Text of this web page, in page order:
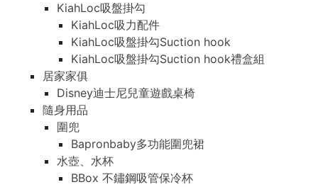
KiahLoc吸盤掛勾
KiahLoc吸力配件
KiahLoc吸盤掛勾Suction hook
KiahLoc吸盤掛勾Suction hook禮盒組
居家家俱
Disney迪士尼兒童遊戲桌椅
隨身用品
圍兜
Bapronbaby多功能圍兜裙
水壺、水杯
BBox 不鏽鋼吸管保冷杯